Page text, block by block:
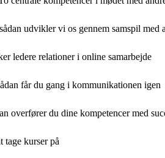
udvikler vi os gennem samspil med
ledere relationer i online samarbejde
får du gang i kommunikationen igen
overfører du dine kompetencer med
kurser på